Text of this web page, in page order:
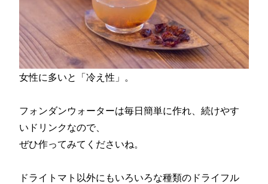
女性に多いと「冷え性」。
フォンダンウォーターは毎日簡単に作れ、続けやす
いドリンクなので、
ぜひ作ってみてくださいね。
ドライトマト以外にもいろいろな種類のドライフル